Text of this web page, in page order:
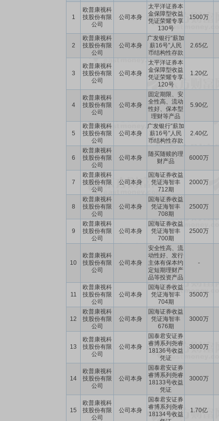
1
欧普康视科
技股份有限
公司
公司本身
太平洋证券本
金保障型收益
凭证荣耀专享
130号
1500万
2
欧普康视科
技股份有限
公司
公司本身
广发银行“薪加
薪16号”人民
币结构性存款
2.65亿
3
欧普康视科
技股份有限
公司
公司本身
太平洋证券本
金保障型收益
凭证荣耀专享
120号
1.20亿
4
欧普康视科
技股份有限
公司
公司本身
固定期限、安
全性高、流动
性好、保本型
理财等产品
5.90亿
5
欧普康视科
技股份有限
公司
公司本身
广发银行“薪加
薪16号”人民
币结构性存款
2.40亿
6
欧普康视科
技股份有限
公司
公司本身
随买随赎的理
财产品
6000万
7
欧普康视科
技股份有限
公司
公司本身
国海证券收益
凭证海智丰
712期
2000万
8
欧普康视科
技股份有限
公司
公司本身
国海证券收益
凭证海智丰
708期
2500万
9
欧普康视科
技股份有限
公司
公司本身
国海证券收益
凭证海智丰
700期
2500万
10
欧普康视科
技股份有限
公司
公司本身
安全性高、流
动性好、发行
主体有保本约
定短期理财产
品等投资产品
-
11
欧普康视科
技股份有限
公司
公司本身
国海证券收益
凭证海智丰
704期
3500万
12
欧普康视科
技股份有限
公司
公司本身
国海证券收益
凭证海智丰
676期
3000万
13
欧普康视科
技股份有限
公司
公司本身
国泰君安证券
睿博系列尧睿
18136号收益
凭证
3000万
14
欧普康视科
技股份有限
公司
公司本身
国泰君安证券
睿博系列尧睿
18133号收益
凭证
3000万
15
欧普康视科
技股份有限
公司
公司本身
国泰君安证券
睿博系列尧睿
18134号收益
1.70亿